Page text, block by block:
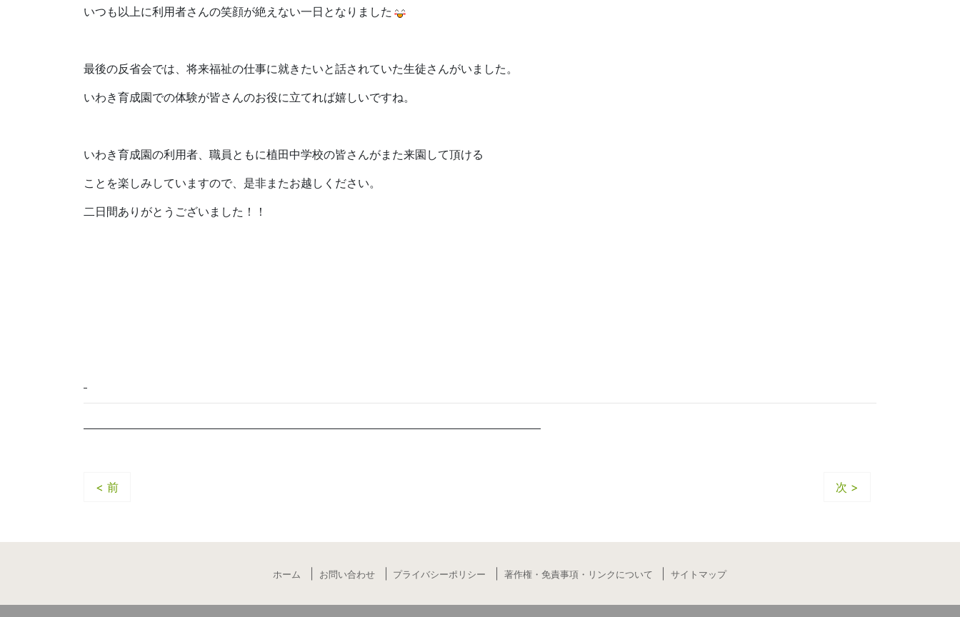
いつも以上に利用者さんの笑顔が絶えない一日となりました
最後の反省会では、将来福祉の仕事に就きたいと話されていた生徒さんがいました。
いわき育成園での体験が皆さんのお役に立てれば嬉しいですね。
いわき育成園の利用者、職員ともに植田中学校の皆さんがまた来園して頂ける
ことを楽しみしていますので、是非またお越しください。
二日間ありがとうございました！！
< 前 次 >
ホーム お問い合わせ プライバシーポリシー 著作権・免責事項・リンクについて サイトマップ